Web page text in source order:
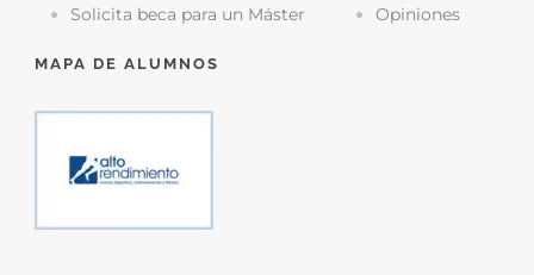
Solicita beca para un Máster
Opiniones
MAPA DE ALUMNOS